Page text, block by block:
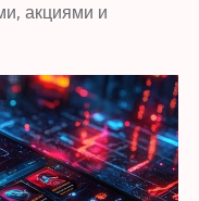
акциями и